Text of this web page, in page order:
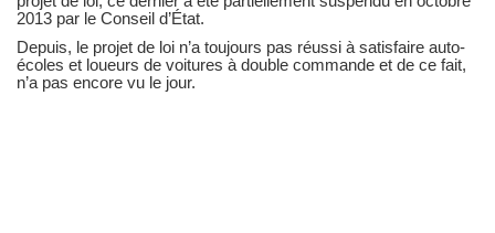
2013 par le Conseil d’État.
Depuis, le projet de loi n’a toujours pas réussi à satisfaire auto-
écoles et loueurs de voitures à double commande et de ce fait,
n’a pas encore vu le jour.